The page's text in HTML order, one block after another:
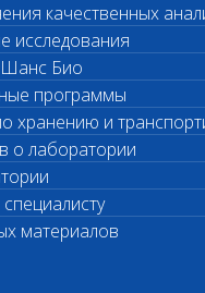
качественных
исследования
Шанс Био
программы
хранению и
о лаборатории
материалов